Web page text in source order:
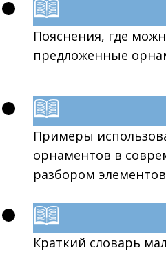
Пояснения, где
предложенные
Примеры
орнаментов в
разбором
Краткий словарь